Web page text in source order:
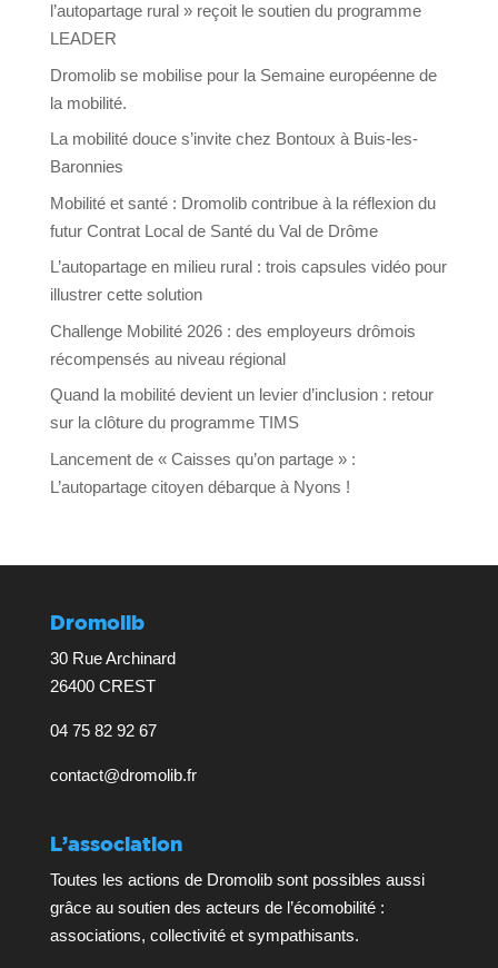
l’autopartage rural » reçoit le soutien du programme
LEADER
Dromolib se mobilise pour la Semaine européenne de
la mobilité.
La mobilité douce s’invite chez Bontoux à Buis-les-
Baronnies
Mobilité et santé : Dromolib contribue à la réflexion du
futur Contrat Local de Santé du Val de Drôme
L’autopartage en milieu rural : trois capsules vidéo pour
illustrer cette solution
Challenge Mobilité 2026 : des employeurs drômois
récompensés au niveau régional
Quand la mobilité devient un levier d’inclusion : retour
sur la clôture du programme TIMS
Lancement de « Caisses qu’on partage » :
L’autopartage citoyen débarque à Nyons !
Dromolib
30 Rue Archinard
26400 CREST
04 75 82 92 67
contact@dromolib.fr
L’association
Toutes les actions de Dromolib sont possibles aussi
grâce au soutien des acteurs de l’écomobilité :
associations, collectivité et sympathisants.